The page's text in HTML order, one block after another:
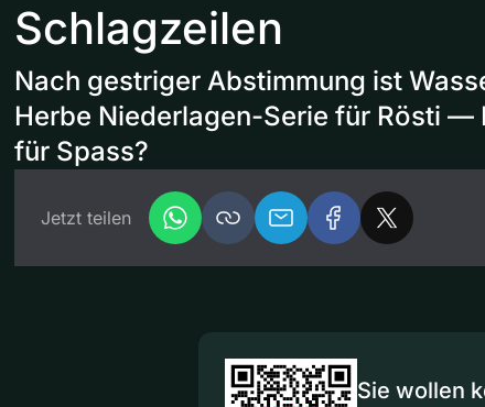
Schlagzeilen
Nach gestriger Abstimmung ist
Herbe Niederlagen-Serie für Rösti —
für Spass?
Jetzt teilen
Sie wollen